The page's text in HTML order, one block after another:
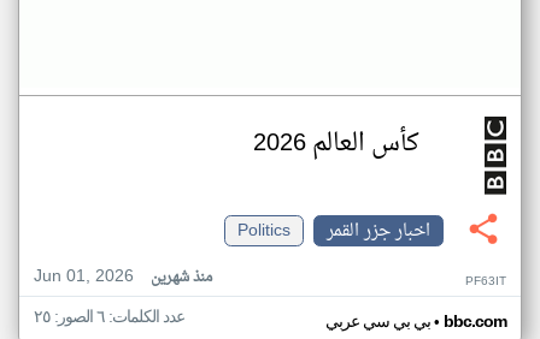
كأس العالم 2026
اخبار جزر القمر
Politics
Jun 01, 2026
منذ شهرين PF63IT
بي بي سي عربي• bbc.com عدد الكلمات: ٦ الصور: ٢٥